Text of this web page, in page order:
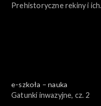
Prehistoryczne rekiny i ich
e-szkoła – nauka
Gatunki inwazyjne, cz. 2